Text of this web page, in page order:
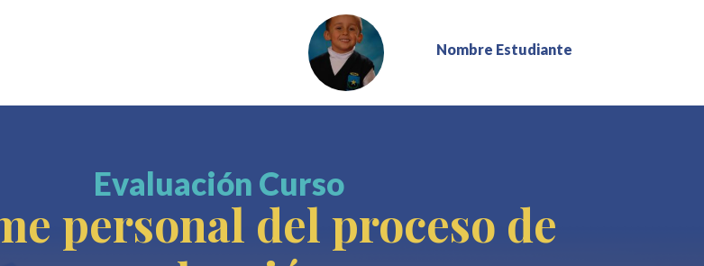
Nombre Estudiante
Evaluación Curso
personal del proceso de